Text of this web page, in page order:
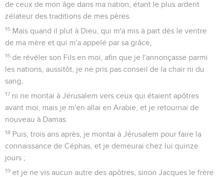
de ceux de mon âge dans ma nation, étant le plus ardent
zélateur des traditions de mes pères.
15 Mais quand il plut à Dieu, qui m'a mis à part dès le ventre
de ma mère et qui m'a appelé par sa grâce,
16 de révéler son Fils en moi, afin que je l'annonçasse parmi
les nations, aussitôt, je ne pris pas conseil de la chair ni du
sang,
17 ni ne montai à Jérusalem vers ceux qui étaient apôtres
avant moi, mais je m'en allai en Arabie, et je retournai de
nouveau à Damas.
18 Puis, trois ans après, je montai à Jérusalem pour faire la
connaissance de Céphas, et je demeurai chez lui quinze
jours ;
19 et je ne vis aucun autre des apôtres, sinon Jacques le frère